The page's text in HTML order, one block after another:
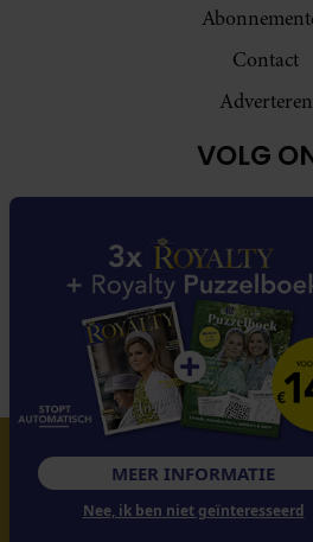
Contact
Adverteren
VOLG
Royalty participeert in diverse affiliate
dat Royalty commissies ontvangt voor
Deze website wordt niet gesponsord door de
Privacy statement Disclaimer
Spelvoorwaarden
MEER INFORMATIE
Nee, ik ben niet geïnteresseerd